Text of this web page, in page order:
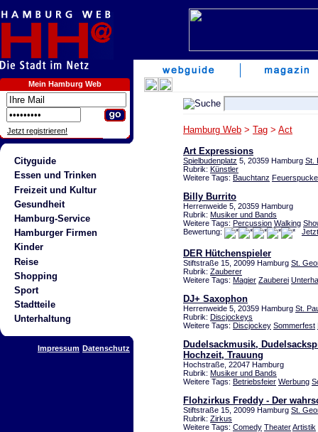
Mein Hamburg Web
Jetzt registrieren!
Cityguide
Essen und Trinken
Freizeit und Kultur
Gesundheit
Hamburg-Service
Hamburger Firmen
Kinder
Reise
Shopping
Sport
Stadtteile
Unterhaltung
Impressum Datenschutz
Hamburg Web > Tag > Act
Art Expressions
Spielbudenplatz 5, 20359 Hamburg St.
Rubrik: Künstler
Weitere Tags: Bauchtanz
Billy Burrito
Herrenweide 5, 20359 Hamburg
Rubrik: Musiker und Bands
Weitere Tags: Percussion Walking
Bewertung:
DER Hütchenspieler
Stiftstraße 15, 20099 Hamburg St.
Rubrik: Zauberer
Weitere Tags: Magier Zauberei
DJ+ Saxophon
Herrenweide 5, 20359 Hamburg St.
Rubrik: Discjockeys
Weitere Tags: Discjockey Sommerfest
Dudelsackmusik,
Hochzeit, Trauung
Hochstraße, 22047 Hamburg
Rubrik: Musiker und Bands
Weitere Tags: Betriebsfeier Werbung
Flohzirkus Freddy - Der
Stiftstraße 15, 20099 Hamburg St.
Rubrik: Zirkus
Weitere Tags: Comedy TheaterArtistik